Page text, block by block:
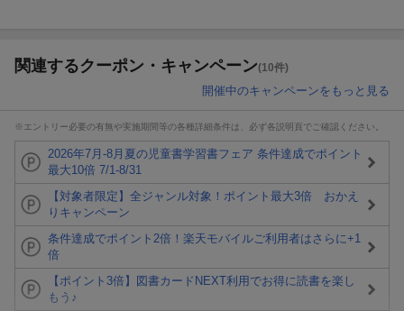
関連するクーポン・キャンペーン(10件)
開催中のキャンペーンをもっと見る
※エントリー必要の有無や実施期間等の各種詳細条件は、必ず各説明頁でご確認ください。
2026年7月-8月夏の児童書学習書フェア 条件達成でポイント
最大10倍 7/1-8/31
【対象者限定】全ジャンル対象！ポイント最大3倍 おかえ
りキャンペーン
条件達成でポイント2倍！楽天モバイルご利用者はさらに+1
倍
【ポイント3倍】図書カードNEXT利用でお得に読書を楽し
もう♪